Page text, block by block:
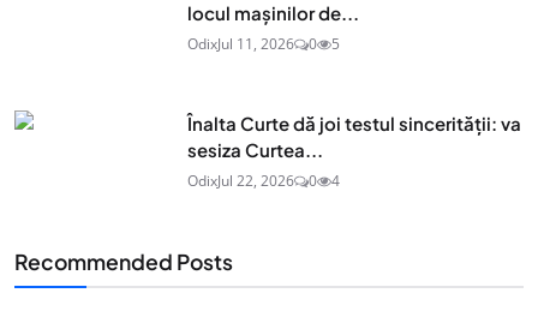
locul mașinilor de...
OdixJul 11, 2026 0 5
Înalta Curte dă joi testul sincerității: va
sesiza Curtea...
OdixJul 22, 2026 0 4
Recommended Posts